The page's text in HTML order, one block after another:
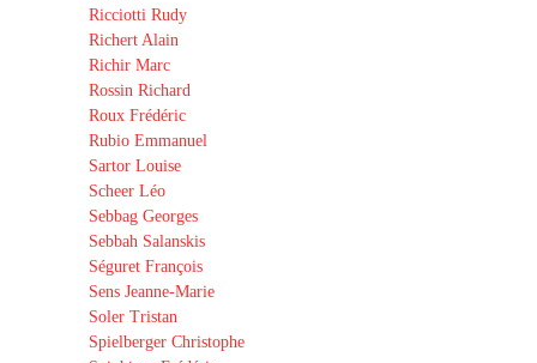
Ricciotti Rudy
Richert Alain
Richir Marc
Rossin Richard
Roux Frédéric
Rubio Emmanuel
Sartor Louise
Scheer Léo
Sebbag Georges
Sebbah Salanskis
Séguret François
Sens Jeanne-Marie
Soler Tristan
Spielberger Christophe